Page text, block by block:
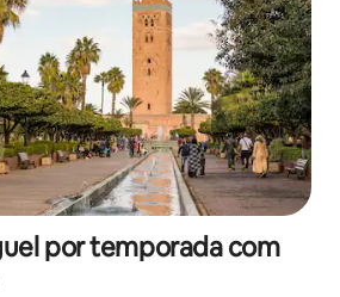
por temporada com